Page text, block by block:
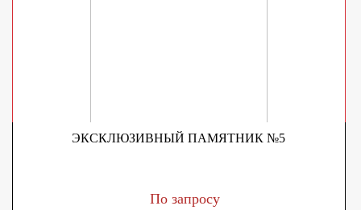
ЭКСКЛЮЗИВНЫЙ ПАМЯТНИК №5
По запросу